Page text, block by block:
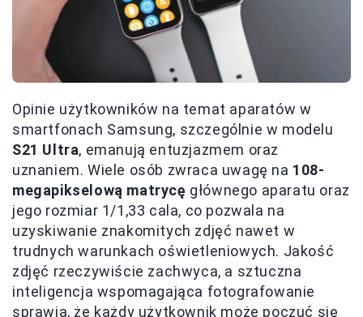
Opinie użytkowników na temat aparatów w
smartfonach Samsung, szczególnie w modelu
S21 Ultra, emanują entuzjazmem oraz
uznaniem. Wiele osób zwraca uwagę na 108-
megapikselową matrycę głównego aparatu oraz
jego rozmiar 1/1,33 cala, co pozwala na
uzyskiwanie znakomitych zdjęć nawet w
trudnych warunkach oświetleniowych. Jakość
zdjęć rzeczywiście zachwyca, a sztuczna
inteligencja wspomagająca fotografowanie
sprawia, że każdy użytkownik może poczuć się